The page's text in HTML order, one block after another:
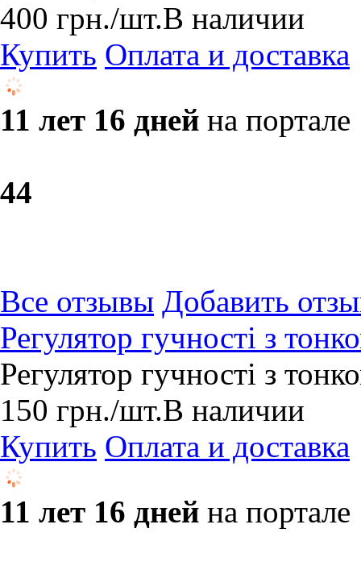
400 грн./шт.В наличии
Купить Оплата и доставка
11 лет 16 дней на портале
44
Все отзывы Добавить
Регулятор гучності з
Регулятор гучності з
150 грн./шт.В наличии
Купить Оплата и доставка
11 лет 16 дней на портале